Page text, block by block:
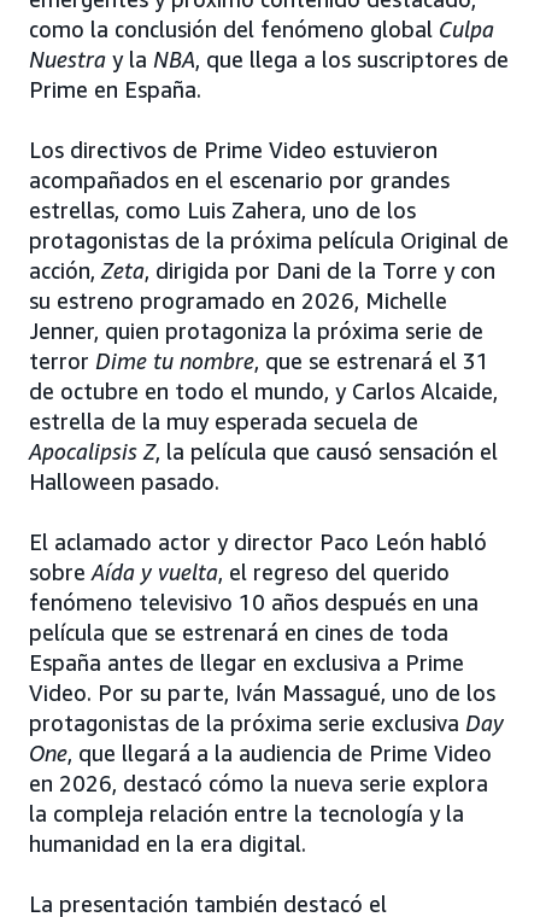
como la conclusión del fenómeno global Culpa
Nuestra y la NBA, que llega a los suscriptores de
Prime en España.
Los directivos de Prime Video estuvieron
acompañados en el escenario por grandes
estrellas, como Luis Zahera, uno de los
protagonistas de la próxima película Original de
acción, Zeta, dirigida por Dani de la Torre y con
su estreno programado en 2026, Michelle
Jenner, quien protagoniza la próxima serie de
terror Dime tu nombre, que se estrenará el 31
de octubre en todo el mundo, y Carlos Alcaide,
estrella de la muy esperada secuela de
Apocalipsis Z, la película que causó sensación el
Halloween pasado.
El aclamado actor y director Paco León habló
sobre Aída y vuelta, el regreso del querido
fenómeno televisivo 10 años después en una
película que se estrenará en cines de toda
España antes de llegar en exclusiva a Prime
Video. Por su parte, Iván Massagué, uno de los
protagonistas de la próxima serie exclusiva Day
One, que llegará a la audiencia de Prime Video
en 2026, destacó cómo la nueva serie explora
la compleja relación entre la tecnología y la
humanidad en la era digital.
La presentación también destacó el